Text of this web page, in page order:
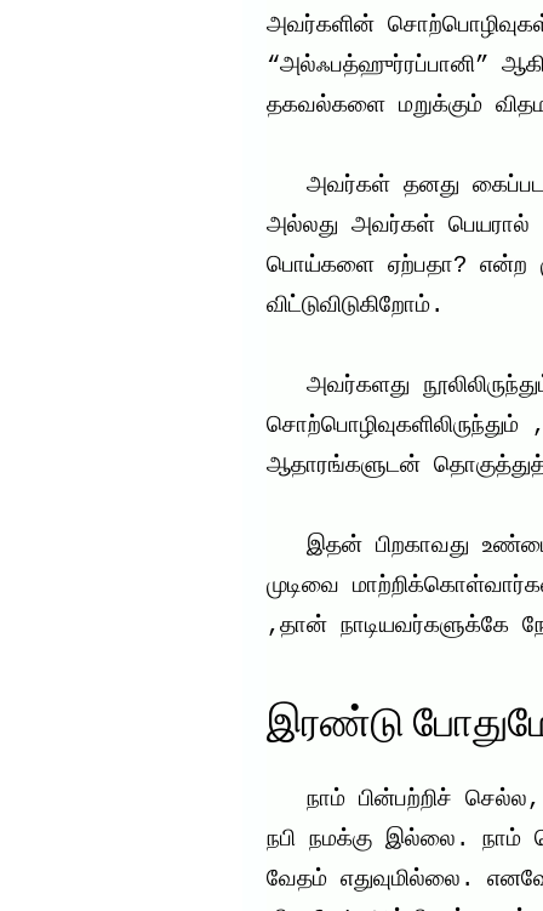
அவர்களின்
“அல்ஃபத்ஹுர்ரப்பானி”
தகவல்களை மறுக்கும்
அல்லது அவர்கள் பெயரால்
பொய்களை ஏற்பதா? என்ற
விட்டுவிடுகிறோம்.
ஆதாரங்களுடன்
முடிவை
,தான் நாடியவர்களுக்கே
இரண்டு
நபி நமக்கு இல்லை. நாம்
வேதம் எதுவுமில்லை.